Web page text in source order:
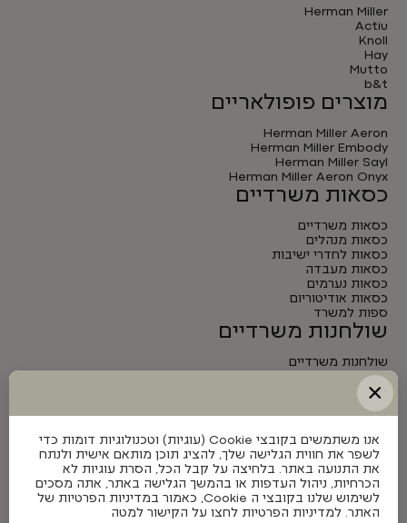
Herman Miller
Actiu
Knoll
Hay
Mutto
b&t
מוצרים פופולאריים
Herman Miller Aeron
Herman Miller Embody
Herman Miller Sayl
Herman Miller Aeron Onyx
כסאות משרדיים
כסאות משרדיים
כסאות מנהלים
כסאות לחדרי ישיבות
כסאות מעבדה
כסאות נערמים
כסאות אודיטוריום
ספות למשרד
שולחנות משרדיים
שולחנות משרדיים
שולחנות מנהלים
שולחנות לחדרי ישיבות
שולחנות מתכווננים חשמליים
×
אנו משתמשים בקובצי Cookie (עוגיות) וטכנולוגיות דומות כדי
לשפר את חווית הגלישה שלך, להציג תוכן מותאם אישית ולנתח
את התנועה באתר. בלחיצה על קבל הכל, הסרת עוגיות לא
הכרחיות, ניהול העדפות או בהמשך הגלישה באתר, אתה מסכים
לשימוש שלנו בקובצי ה Cookie, כאמור במדיניות הפרטיות של
האתר. למדיניות הפרטיות לחצו על הקישור למטה